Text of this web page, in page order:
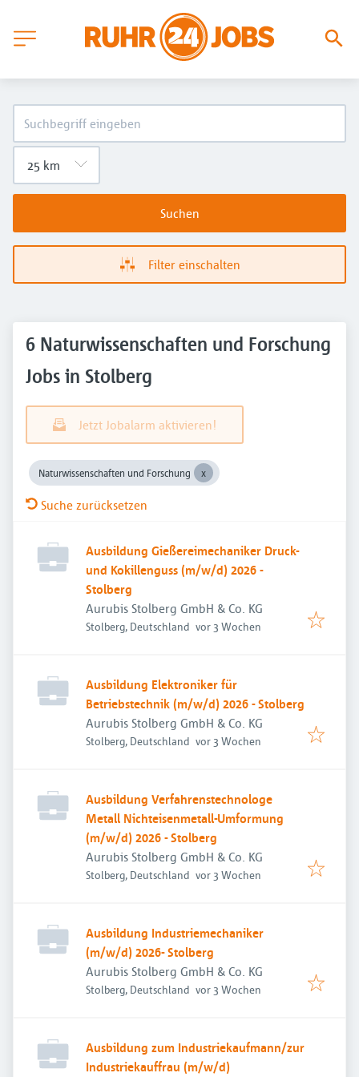
Suchen
Filter einschalten
6 Naturwissenschaften und Forschung
Jobs in Stolberg
Jetzt Jobalarm aktivieren!
Naturwissenschaften und Forschung
Suche zurücksetzen
Ausbildung Gießereimechaniker Druck-
und Kokillenguss (m/w/d) 2026 -
Stolberg
Aurubis Stolberg GmbH & Co. KG
Stolberg, Deutschland Veröffentlicht
vor 3 Wochen
Ausbildung Elektroniker für
Betriebstechnik (m/w/d) 2026 - Stolberg
Aurubis Stolberg GmbH & Co. KG
Stolberg, Deutschland Veröffentlicht
vor 3 Wochen
Ausbildung Verfahrenstechnologe
Metall Nichteisenmetall-Umformung
(m/w/d) 2026 - Stolberg
Aurubis Stolberg GmbH & Co. KG
Stolberg, Deutschland Veröffentlicht
vor 3 Wochen
Ausbildung Industriemechaniker
(m/w/d) 2026- Stolberg
Aurubis Stolberg GmbH & Co. KG
Stolberg, Deutschland Veröffentlicht
vor 3 Wochen
Ausbildung zum Industriekaufmann/zur
Industriekauffrau (m/w/d)